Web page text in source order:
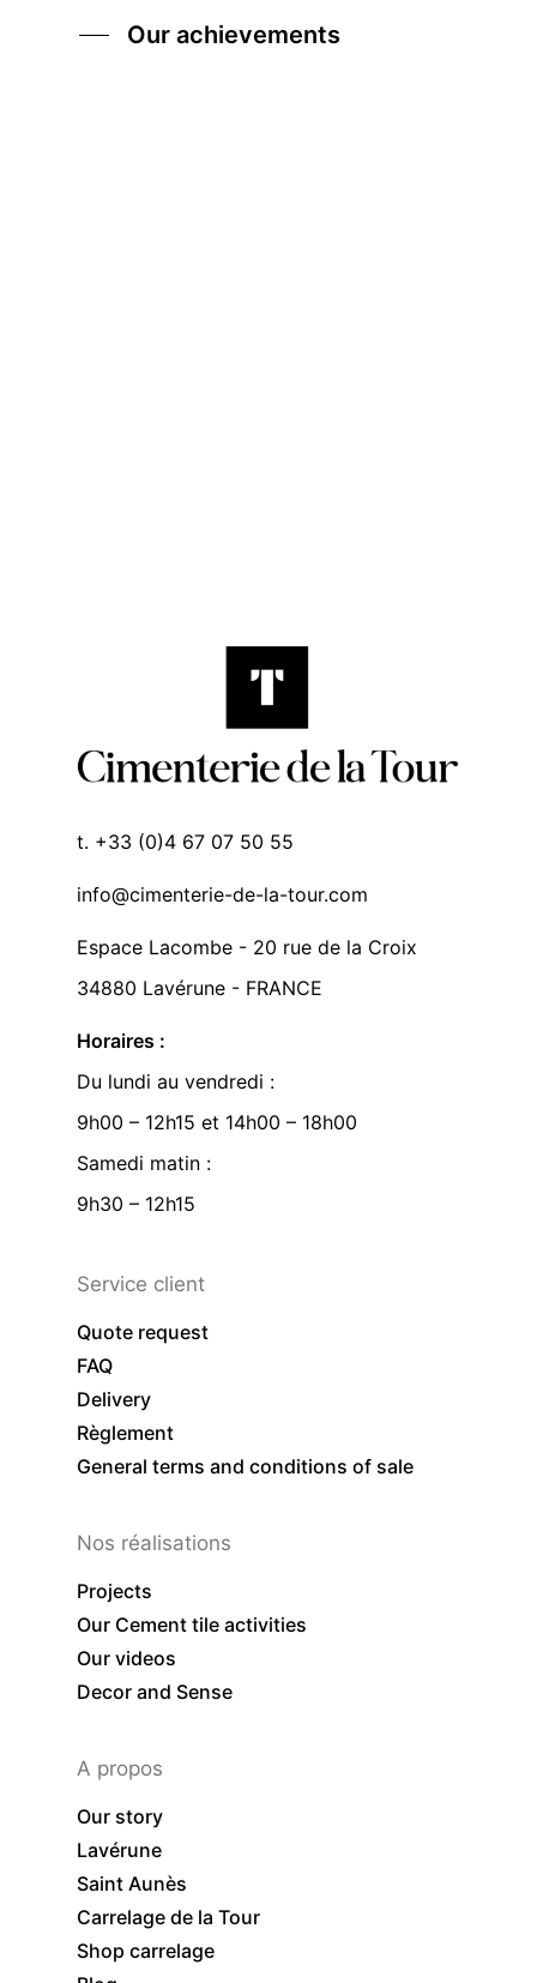
Our achievements
t. +33 (0)4 67 07 50 55
info@cimenterie-de-la-tour.com
Espace Lacombe - 20 rue de la Croix
34880 Lavérune - FRANCE
Horaires :
Du lundi au vendredi :
9h00 – 12h15 et 14h00 – 18h00
Samedi matin :
9h30 – 12h15
Service client
Quote request
FAQ
Delivery
Règlement
General terms and conditions of sale
Nos réalisations
Projects
Our Cement tile activities
Our videos
Decor and Sense
A propos
Our story
Lavérune
Saint Aunès
Carrelage de la Tour
Shop carrelage